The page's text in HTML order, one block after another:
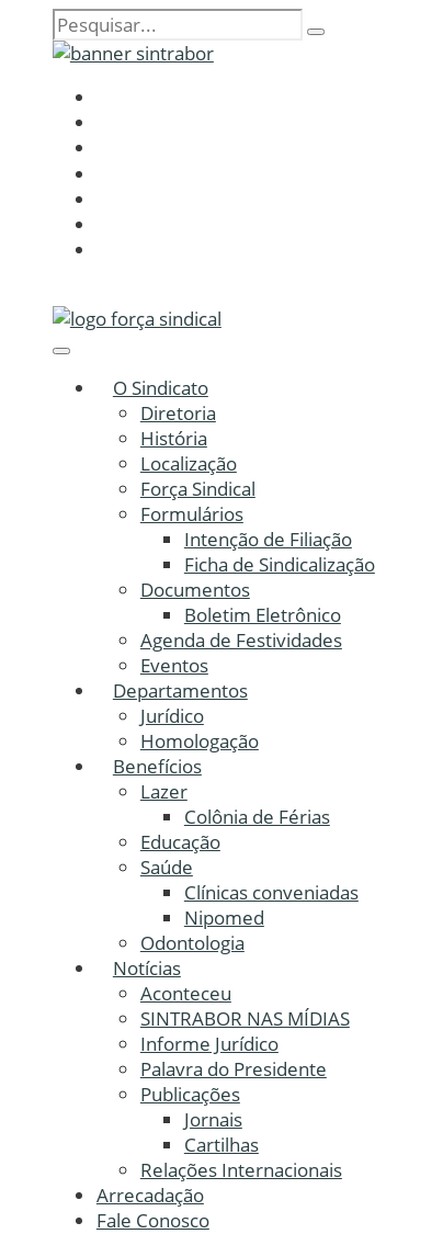
O Sindicato
Diretoria
História
Localização
Força Sindical
Formulários
Intenção de Filiação
Ficha de Sindicalização
Documentos
Boletim Eletrônico
Agenda de Festividades
Eventos
Departamentos
Jurídico
Homologação
Benefícios
Lazer
Colônia de Férias
Educação
Saúde
Clínicas conveniadas
Nipomed
Odontologia
Notícias
Aconteceu
SINTRABOR NAS MÍDIAS
Informe Jurídico
Palavra do Presidente
Publicações
Jornais
Cartilhas
Relações Internacionais
Arrecadação
Fale Conosco